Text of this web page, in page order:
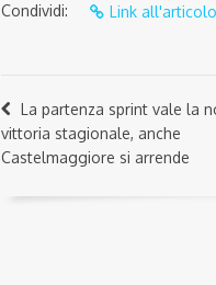
Condividi: Link all'articolo
La partenza sprint vale la
vittoria stagionale, anche
Castelmaggiore si arrende